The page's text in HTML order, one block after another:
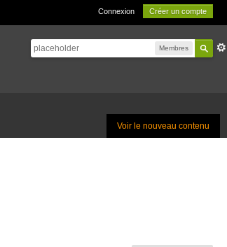
Connexion Créer un compte
Membres
Voir le nouveau contenu